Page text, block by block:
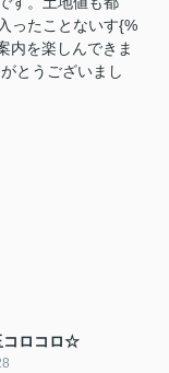
ったことないす{%
内を楽しんできま
とうございまし
ロコロ☆